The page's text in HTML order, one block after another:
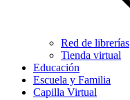
Red de librerías
Tienda virtual
Educación
Escuela y Familia
Capilla Virtual